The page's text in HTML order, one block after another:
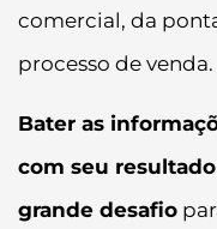
comercial, da
processo de venda.
Bater as
com seu
grande desafio